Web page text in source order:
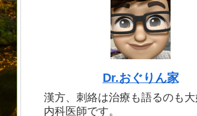
Dr.おぐりん家
漢方、刺絡は治療も語るのも
内科医師です。